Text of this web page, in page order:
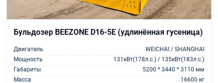
Бульдозер BEEZONE D16-5E (удлинённая гусеница)
Двигатель
WEICHAI / SHANGHAI
Мощность
131кВт(178л.с.) / 135кВт(183л.с.)
Габариты
5200 * 3440 * 3110 мм
Масса
16600 кг